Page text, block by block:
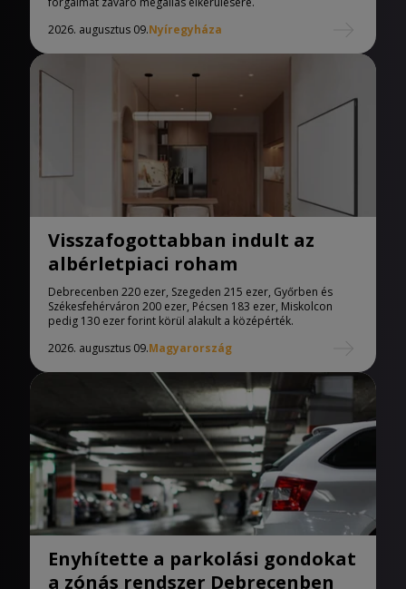
2026. augusztus 09.Nyíregyháza
Visszafogottabban indult az
albérletpiaci roham
Debrecenben 220 ezer, Szegeden 215 ezer, Győrben és
Székesfehérváron 200 ezer, Pécsen 183 ezer, Miskolcon
pedig 130 ezer forint körül alakult a középérték.
2026. augusztus 09.Magyarország
Enyhítette a parkolási gondokat
a zónás rendszer Debrecenben